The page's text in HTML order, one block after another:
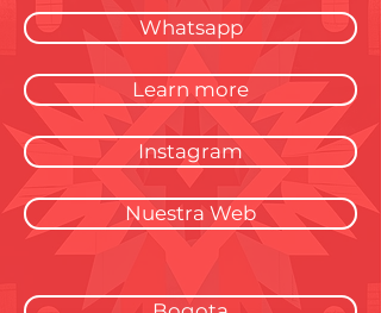
Whatsapp
Learn more
Instagram
Nuestra Web